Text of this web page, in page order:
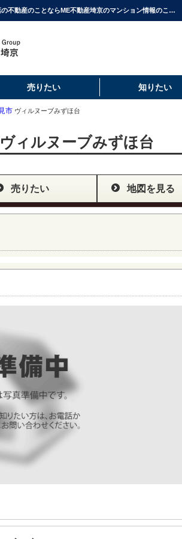
ヴィルヌーブみずほ台｜購入・売り物件、売却査定・相場・売却価格｜埼玉・東京・千葉の不動産のことならME不動産埼京のマンション情報のことならME不動産埼京
売りたい 知りたい
市 ヴィルヌーブみずほ台
ィルヌーブみずほ台
売りたい 地図を見る